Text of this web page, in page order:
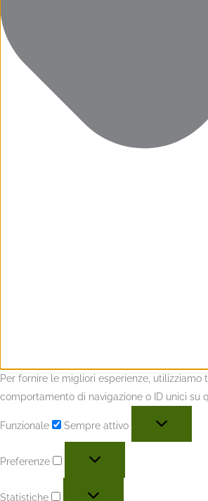
Per fornire le migliori esperienze,
comportamento di navigazione o ID unici su
Funzionale Sempre attivo
Preferenze
Statistiche